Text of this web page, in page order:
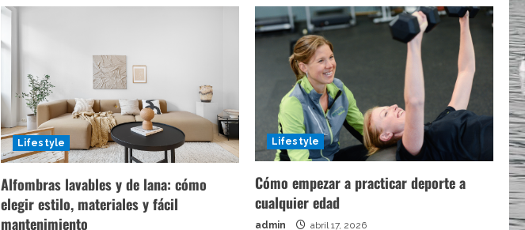
Lifestyle
Alfombras lavables y de lana: cómo
elegir estilo, materiales y fácil
mantenimiento
Lifestyle
Cómo empezar a practicar deporte a
cualquier edad
admin abril 17, 2026